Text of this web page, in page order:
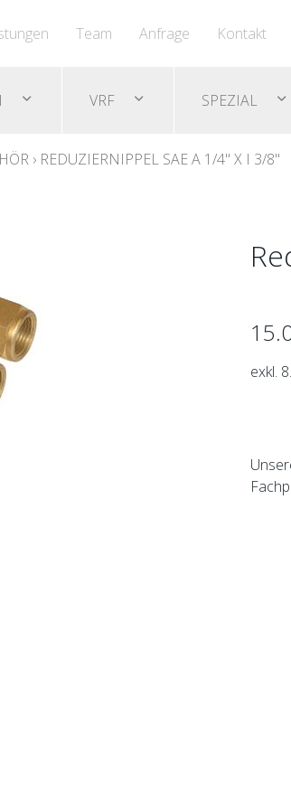
Team Anfrage Kontakt
VRF SPEZIAL
› REDUZIERNIPPEL SAE A 1/4" X I 3/8"
exkl.